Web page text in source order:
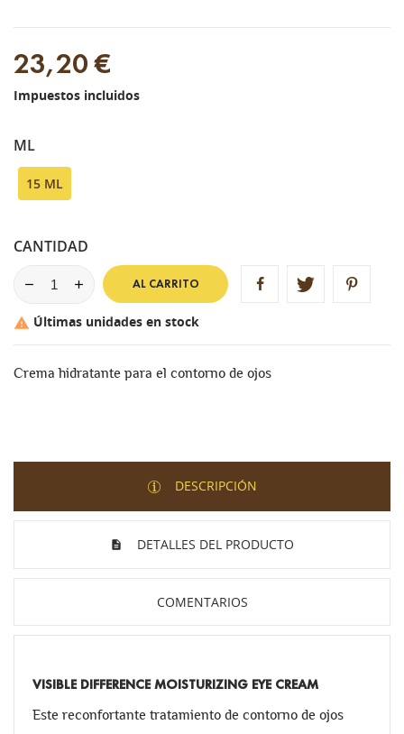
23,20 €
Impuestos incluidos
ML
15 ML
CANTIDAD
AL CARRITO
 Últimas unidades en stock
Crema hidratante para el contorno de ojos
DESCRIPCIÓN
DETALLES DEL PRODUCTO
COMENTARIOS
VISIBLE DIFFERENCE MOISTURIZING EYE CREAM
Este reconfortante tratamiento de contorno de ojos